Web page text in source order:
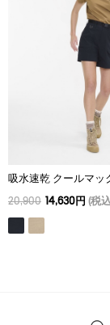
20,900 14,630円 (税